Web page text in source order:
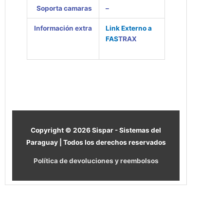
Soporta camaras –
Información extra
Link Externo a
FASTRAX
Copyright © 2026Sispar - Sistemas del
Paraguay| Todos los derechos reservados
Política de devoluciones y reembolsos